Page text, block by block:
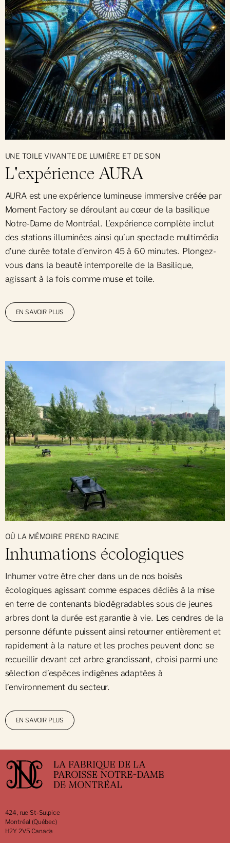
UNE TOILE VIVANTE DE LUMIÈRE ET DE SON
L'expérience AURA
AURA est une expérience lumineuse immersive créée par
Moment Factory se déroulant au cœur de la basilique
Notre-Dame de Montréal. L’expérience complète inclut
des stations illuminées ainsi qu’un spectacle multimédia
d’une durée totale d’environ 45 à 60 minutes. Plongez-
vous dans la beauté intemporelle de la Basilique,
agissant à la fois comme muse et toile.
EN SAVOIR PLUS
OÙ LA MÉMOIRE PREND RACINE
Inhumations écologiques
Inhumer votre être cher dans un de nos boisés
écologiques agissant comme espaces dédiés à la mise
en terre de contenants biodégradables sous de jeunes
arbres dont la durée est garantie à vie. Les cendres de la
personne défunte puissent ainsi retourner entièrement et
rapidement à la nature et les proches peuvent donc se
recueillir devant cet arbre grandissant, choisi parmi une
sélection d’espèces indigènes adaptées à
l’environnement du secteur.
EN SAVOIR PLUS
424, rue St-Sulpice
Montréal (Québec)
H2Y 2V5 Canada